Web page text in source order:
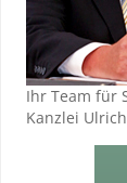
Ihr Team für
Kanzlei